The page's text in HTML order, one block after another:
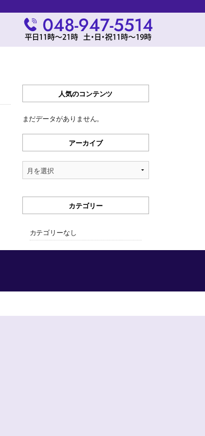
人気のコンテンツ
まだデータがありません。
アーカイブ
ア
ー
ブ
カテゴリー
カテゴリーなし